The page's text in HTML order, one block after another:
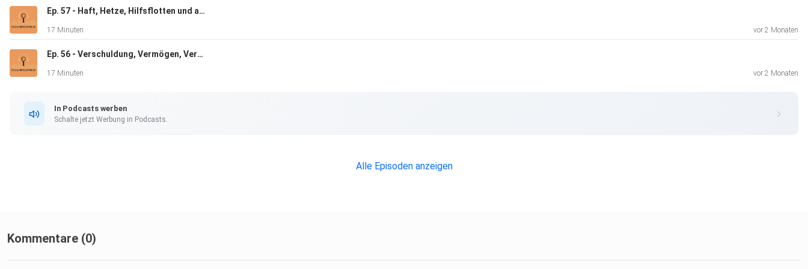
Feedbackund Themenempfehlungen gern an
italopolitisch@gmail.comoder DM auf Instagram
Ep. 57 - Haft, Hetze, Hilfsflotten und andere Geschichten
17 Minuten vor 2 Monaten
Ep. 56 - Verschuldung, Vermögen, Verwerfungen und andere Geschichten
17 Minuten vor 2 Monaten
In Podcasts werben
Schalte jetzt Werbung in Podcasts.
Alle Episoden anzeigen
Kommentare (0)